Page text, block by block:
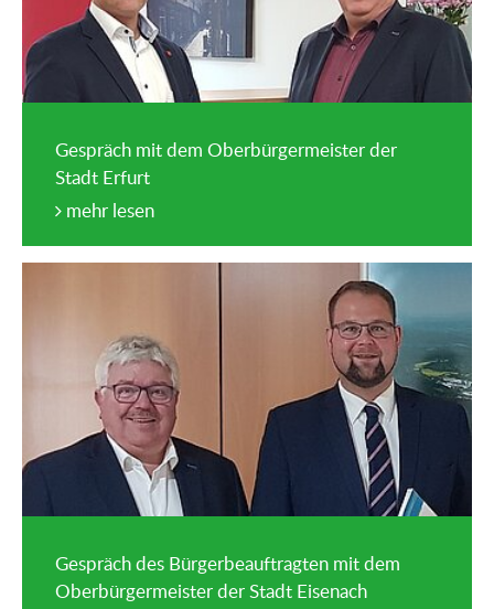
Gespräch mit dem Oberbürgermeister der
Stadt Erfurt
mehr lesen
Gespräch des Bürgerbeauftragten mit dem
Oberbürgermeister der Stadt Eisenach